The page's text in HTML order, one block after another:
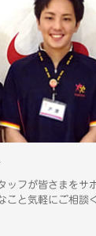
ッフが皆さまをサ
こと気軽にご相談